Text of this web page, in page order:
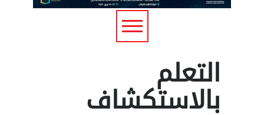
التعلم
بالاستكشاف